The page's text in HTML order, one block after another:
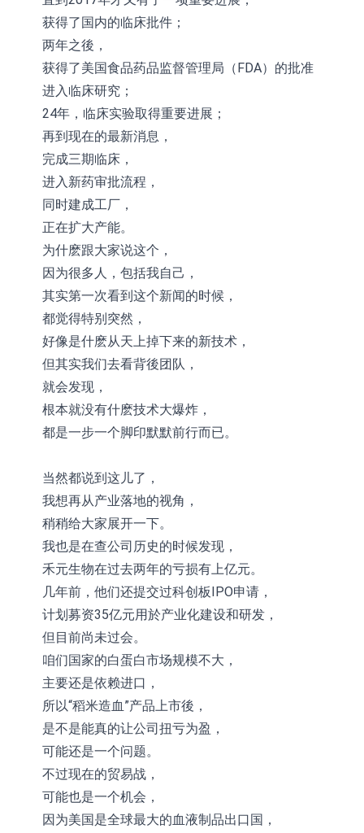
获得了国内的临床批件；
两年之後，
获得了美国食品药品监督管理局（FDA）的批准
进入临床研究；
24年，临床实验取得重要进展；
再到现在的最新消息，
完成三期临床，
进入新药审批流程，
同时建成工厂，
正在扩大产能。
为什麽跟大家说这个，
因为很多人，包括我自己，
其实第一次看到这个新闻的时候，
都觉得特别突然，
好像是什麽从天上掉下来的新技术，
但其实我们去看背後团队，
就会发现，
根本就没有什麽技术大爆炸，
都是一步一个脚印默默前行而已。
当然都说到这儿了，
我想再从产业落地的视角，
稍稍给大家展开一下。
我也是在查公司历史的时候发现，
禾元生物在过去两年的亏损有上亿元。
几年前，他们还提交过科创板IPO申请，
计划募资35亿元用於产业化建设和研发，
但目前尚未过会。
咱们国家的白蛋白市场规模不大，
主要还是依赖进口，
所以“稻米造血”产品上市後，
是不是能真的让公司扭亏为盈，
可能还是一个问题。
不过现在的贸易战，
可能也是一个机会，
因为美国是全球最大的血液制品出口国，